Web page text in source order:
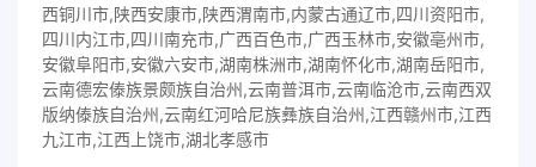
西铜川市,陕西安康市,陕西渭南市,内蒙古通辽市,四川资阳市,
四川内江市,四川南充市,广西百色市,广西玉林市,安徽亳州市,
安徽阜阳市,安徽六安市,湖南株洲市,湖南怀化市,湖南岳阳市,
云南德宏傣族景颇族自治州,云南普洱市,云南临沧市,云南西双
版纳傣族自治州,云南红河哈尼族彝族自治州,江西赣州市,江西
九江市,江西上饶市,湖北孝感市